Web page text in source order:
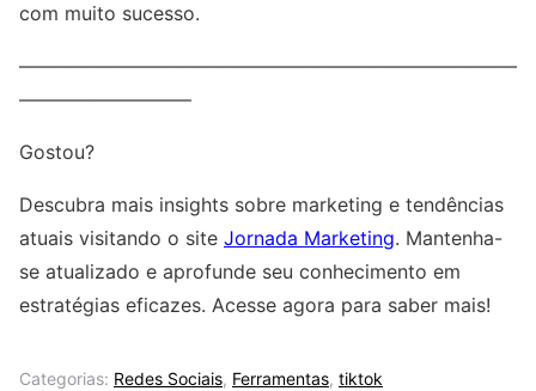
com muito sucesso.
——————————————————————————
—————————
Gostou?
Descubra mais insights sobre marketing e tendências
atuais visitando o site Jornada Marketing. Mantenha-
se atualizado e aprofunde seu conhecimento em
estratégias eficazes. Acesse agora para saber mais!
Categorias: Redes Sociais, Ferramentas, tiktok